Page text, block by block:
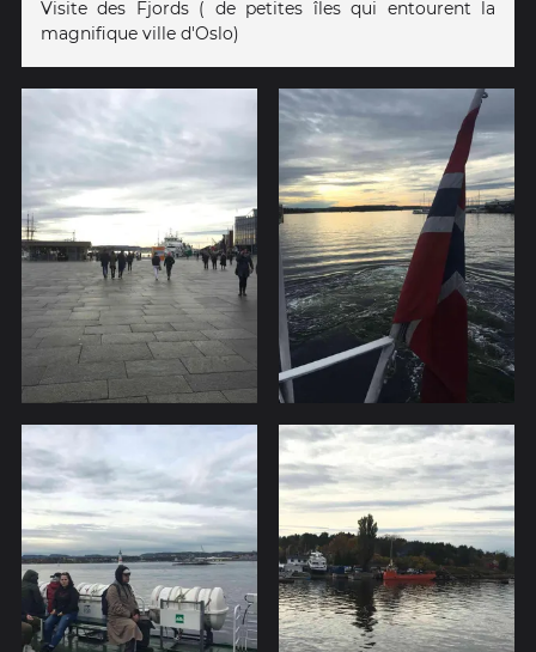
Visite des Fjords ( de petites îles qui entourent la
magnifique ville d'Oslo)